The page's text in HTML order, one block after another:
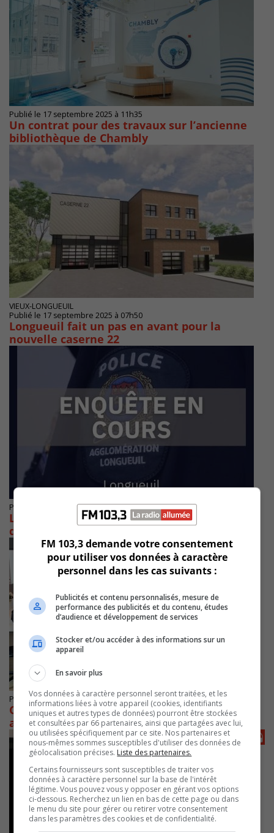
Publié le 17 septembre 2025 à 11h35
Un contrat pour des travaux sur l’ancienne
bibliothèque de Chambly
VIEUX-LONGUEUIL
Publié le 17 septembre 2025 à 07h50
Longueuil fait un pas en avant pour la
nouvelle caserne 22
Publié le 30 août 2025 à 11h18
La police de Longueuil enquête sur la chute
d’un homme
Publié le 23 mai 2025 à 14h33
Carignan inaugure sa Maison des aînés et
alternative
FM 103,3 demande votre consentement
pour utiliser vos données à caractère
personnel dans les cas suivants :
Publicités et contenu personnalisés, mesure de
performance des publicités et du contenu, études
d’audience et développement de services
Stocker et/ou accéder à des informations sur un
appareil
En savoir plus
Vos données à caractère personnel seront traitées, et les
informations liées à votre appareil (cookies, identifiants
uniques et autres types de données) pourront être stockées
et consultées par 66 partenaires, ainsi que partagées avec lui,
ou utilisées spécifiquement par ce site. Nos partenaires et
nous-mêmes sommes susceptibles d'utiliser des données de
géolocalisation précises. Liste des partenaires.
Certains fournisseurs sont susceptibles de traiter vos
données à caractère personnel sur la base de l'intérêt
légitime. Vous pouvez vous y opposer en gérant vos options
ci-dessous. Recherchez un lien en bas de cette page ou dans
le menu du site pour gérer ou retirer votre consentement
dans les paramètres des cookies et de confidentialité.